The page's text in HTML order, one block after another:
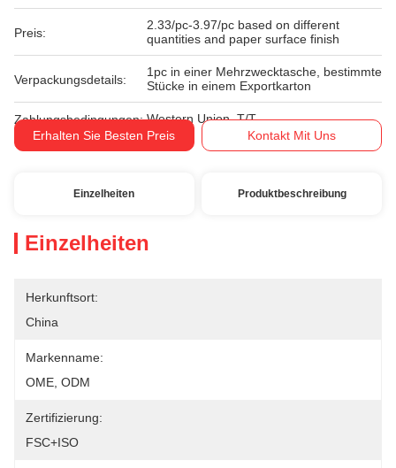
Preis:
2.33/pc-3.97/pc based on different
quantities and paper surface finish
Verpackungsdetails:
1pc in einer Mehrzwecktasche, bestimmte
Stücke in einem Exportkarton
Zahlungsbedingungen: Western Union, T/T
Erhalten Sie Besten Preis
Kontakt Mit Uns
Einzelheiten Produktbeschreibung
Einzelheiten
Herkunftsort:
China
Markenname:
OME, ODM
Zertifizierung:
FSC+ISO